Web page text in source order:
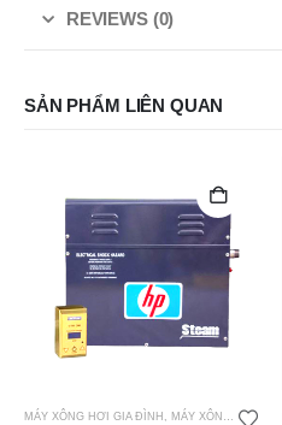
REVIEWS (0)
SẢN PHẨM LIÊN QUAN
MÁY XÔNG HƠI GIA ĐÌNH MÁY XÔNG HƠI ƯỚT HP